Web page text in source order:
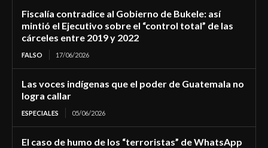
Fiscalía contradice al Gobierno de Bukele: así
mintió el Ejecutivo sobre el “control total” de las
cárceles entre 2019 y 2022
FALSO 17/06/2026
Las voces indígenas que el poder de Guatemala no
logra callar
ESPECIALES 05/06/2026
El caso de humo de los “terroristas” de WhatsApp